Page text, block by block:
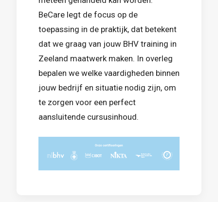
BeCare legt de focus op de
toepassing in de praktijk, dat betekent
dat we graag van jouw BHV training in
Zeeland maatwerk maken. In overleg
bepalen we welke vaardigheden binnen
jouw bedrijf en situatie nodig zijn, om
te zorgen voor een perfect
aansluitende cursusinhoud.